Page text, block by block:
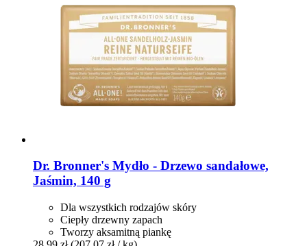
Dr. Bronner's Mydło -​ Drzewo sandałowe,
Jaśmin, 140 g
Dla wszystkich rodzajów skóry
Ciepły drzewny zapach
Tworzy aksamitną piankę